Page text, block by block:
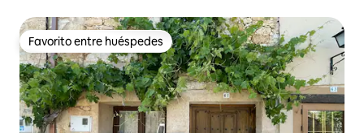
Favorito entre huéspedes
Favorito entre huéspedes